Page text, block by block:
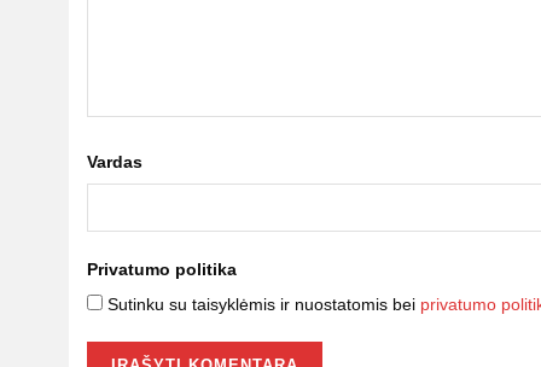
Vardas
Privatumo politika
Sutinku su taisyklėmis ir nuostatomis bei privatumo